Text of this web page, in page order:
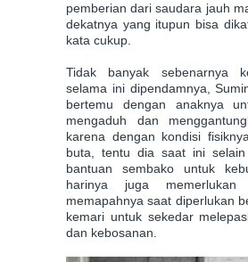
pemberian dari saudara jauh
dekatnya yang itupun bisa
kata cukup.
Tidak banyak sebenarnya
selama ini dipendamnya,
bertemu dengan anaknya
mengaduh dan
karena dengan kondisi
buta, tentu dia saat ini selain
bantuan sembako untuk
harinya juga
memapahnya saat diperlukan
kemari untuk sekedar
dan kebosanan.